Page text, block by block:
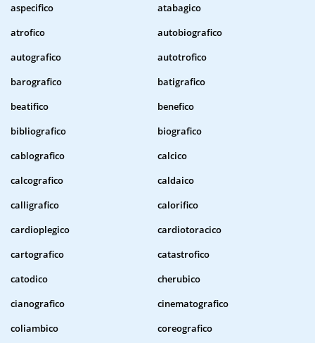
aspecifico
atabagico
atrofico
autobiografico
autografico
autotrofico
barografico
batigrafico
beatifico
benefico
bibliografico
biografico
cablografico
calcico
calcografico
caldaico
calligrafico
calorifico
cardioplegico
cardiotoracico
cartografico
catastrofico
catodico
cherubico
cianografico
cinematografico
coliambico
coreografico